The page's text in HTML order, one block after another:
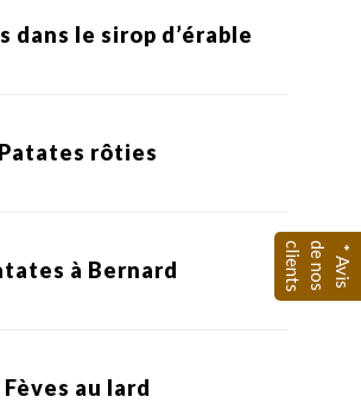
*
A
v
i
s
d e
n
o
s
c l
i
e
n
t
s
dans le sirop d’érable
Patates rôties
à Bernard
Fèves au lard